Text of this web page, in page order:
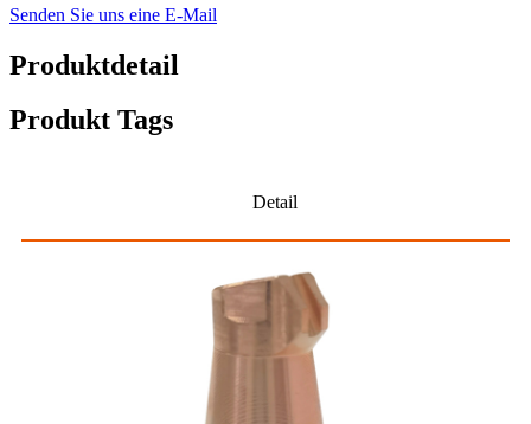
Senden Sie uns eine E-Mail
Produktdetail
Produkt Tags
Detail